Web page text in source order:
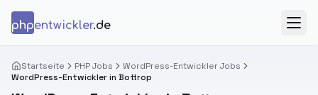
phpentwickler.de
Startseite PHP Jobs
WordPress-Entwickler Jobs
WordPress-Entwickler in Bottrop